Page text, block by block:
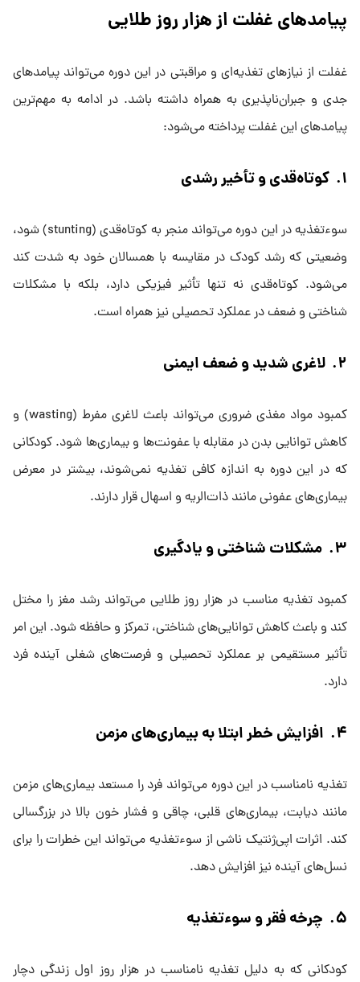
پیامدهای غفلت از هزار روز طلایی
غفلت از نیازهای تغذیه‌ای و مراقبتی در این دوره می‌تواند پیامدهای
جدی و جبران‌ناپذیری به همراه داشته باشد. در ادامه به مهم‌ترین
پیامدهای این غفلت پرداخته می‌شود:
۱. کوتاه‌قدی و تأخیر رشدی
سوءتغذیه در این دوره می‌تواند منجر به کوتاه‌قدی (stunting) شود،
وضعیتی که رشد کودک در مقایسه با همسالان خود به شدت کند
می‌شود. کوتاه‌قدی نه تنها تأثیر فیزیکی دارد، بلکه با مشکلات
شناختی و ضعف در عملکرد تحصیلی نیز همراه است.
۲. لاغری شدید و ضعف ایمنی
کمبود مواد مغذی ضروری می‌تواند باعث لاغری مفرط (wasting) و
کاهش توانایی بدن در مقابله با عفونت‌ها و بیماری‌ها شود. کودکانی
که در این دوره به اندازه کافی تغذیه نمی‌شوند، بیشتر در معرض
بیماری‌های عفونی مانند ذات‌الریه و اسهال قرار دارند.
۳. مشکلات شناختی و یادگیری
کمبود تغذیه مناسب در هزار روز طلایی می‌تواند رشد مغز را مختل
کند و باعث کاهش توانایی‌های شناختی، تمرکز و حافظه شود. این امر
تأثیر مستقیمی بر عملکرد تحصیلی و فرصت‌های شغلی آینده فرد
دارد.
۴. افزایش خطر ابتلا به بیماری‌های مزمن
تغذیه نامناسب در این دوره می‌تواند فرد را مستعد بیماری‌های مزمن
مانند دیابت، بیماری‌های قلبی، چاقی و فشار خون بالا در بزرگسالی
کند. اثرات اپی‌ژنتیک ناشی از سوءتغذیه می‌تواند این خطرات را برای
نسل‌های آینده نیز افزایش دهد.
۵. چرخه فقر و سوءتغذیه
کودکانی که به دلیل تغذیه نامناسب در هزار روز اول زندگی دچار